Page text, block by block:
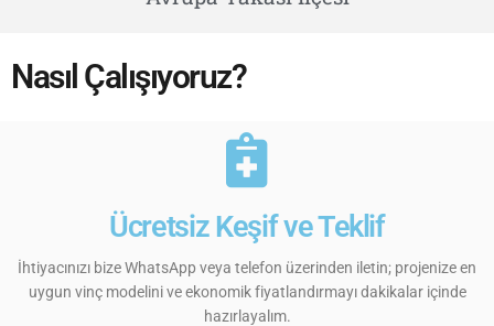
Nasıl Çalışıyoruz?
Ücretsiz Keşif ve Teklif
İhtiyacınızı bize WhatsApp veya telefon üzerinden iletin; projenize en
uygun vinç modelini ve ekonomik fiyatlandırmayı dakikalar içinde
hazırlayalım.